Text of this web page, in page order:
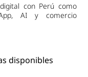
con Perú como
AI y comercio
disponibles